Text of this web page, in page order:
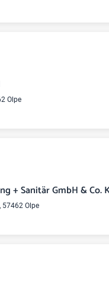
Olpe
+ Sanitär GmbH & Co.
57462 Olpe